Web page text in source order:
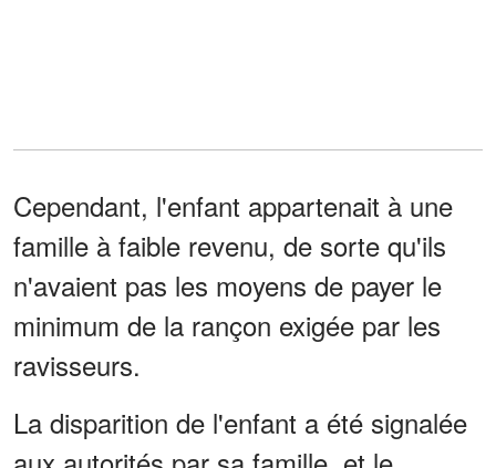
Cependant, l'enfant appartenait à une
famille à faible revenu, de sorte qu'ils
n'avaient pas les moyens de payer le
minimum de la rançon exigée par les
ravisseurs.
La disparition de l'enfant a été signalée